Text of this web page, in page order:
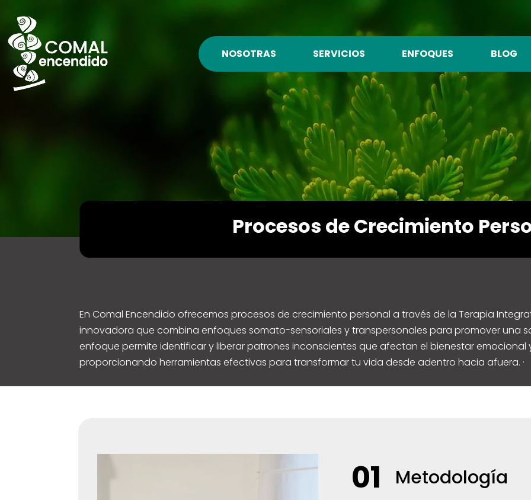
NOSOTRAS SERVICIOS ENFOQUES BLOG
Procesos de Crecimiento
En Comal Encendido ofrecemos procesos de crecimiento personal a través de la Terapia
innovadora que combina enfoques somato-sensoriales y transpersonales para promover una
enfoque permite identificar y liberar patrones inconscientes que afectan el bienestar emocional
proporcionando herramientas efectivas para transformar tu vida desde adentro hacia afuera. ·
01 Metodología